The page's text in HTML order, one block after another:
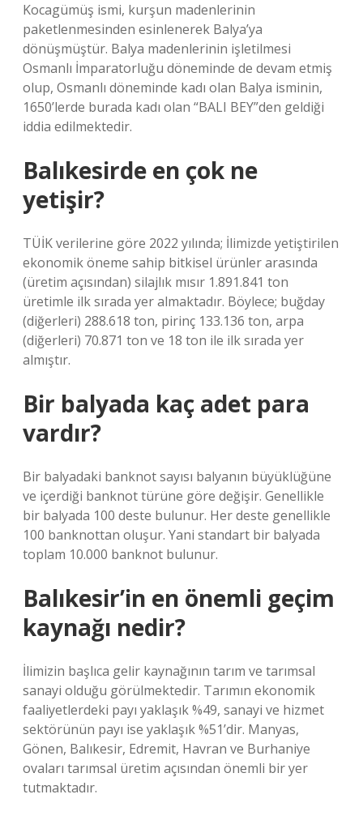
Kocagümüş ismi, kurşun madenlerinin
paketlenmesinden esinlenerek Balya’ya
dönüşmüştür. Balya madenlerinin işletilmesi
Osmanlı İmparatorluğu döneminde de devam etmiş
olup, Osmanlı döneminde kadı olan Balya isminin,
1650’lerde burada kadı olan “BALI BEY”den geldiği
iddia edilmektedir.
Balıkesirde en çok ne
yetişir?
TÜİK verilerine göre 2022 yılında; İlimizde yetiştirilen
ekonomik öneme sahip bitkisel ürünler arasında
(üretim açısından) silajlık mısır 1.891.841 ton
üretimle ilk sırada yer almaktadır. Böylece; buğday
(diğerleri) 288.618 ton, pirinç 133.136 ton, arpa
(diğerleri) 70.871 ton ve 18 ton ile ilk sırada yer
almıştır.
Bir balyada kaç adet para
vardır?
Bir balyadaki banknot sayısı balyanın büyüklüğüne
ve içerdiği banknot türüne göre değişir. Genellikle
bir balyada 100 deste bulunur. Her deste genellikle
100 banknottan oluşur. Yani standart bir balyada
toplam 10.000 banknot bulunur.
Balıkesir’in en önemli geçim
kaynağı nedir?
İlimizin başlıca gelir kaynağının tarım ve tarımsal
sanayi olduğu görülmektedir. Tarımın ekonomik
faaliyetlerdeki payı yaklaşık %49, sanayi ve hizmet
sektörünün payı ise yaklaşık %51’dir. Manyas,
Gönen, Balıkesir, Edremit, Havran ve Burhaniye
ovaları tarımsal üretim açısından önemli bir yer
tutmaktadır.